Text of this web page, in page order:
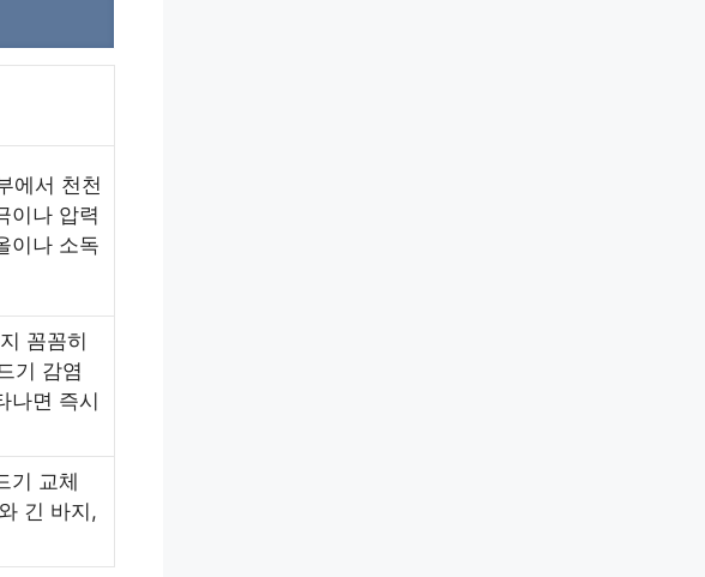
에서 천천
이나 압력
이나 소독
꼼꼼히
기 감염
나면 즉시
기 교체
긴 바지,